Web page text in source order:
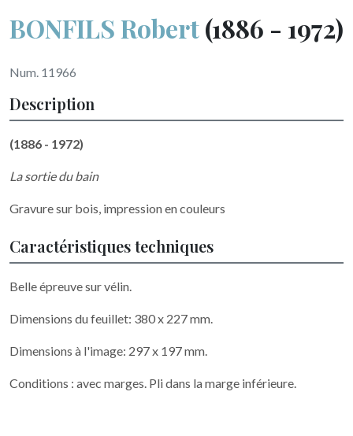
BONFILS Robert(1886 - 1972)
Num. 11966
Description
(1886 - 1972)
La sortie du bain
Gravure sur bois, impression en couleurs
Caractéristiques techniques
Belle épreuve sur vélin.
Dimensions du feuillet: 380 x 227 mm.
Dimensions à l'image: 297 x 197 mm.
Conditions : avec marges. Pli dans la marge inférieure.